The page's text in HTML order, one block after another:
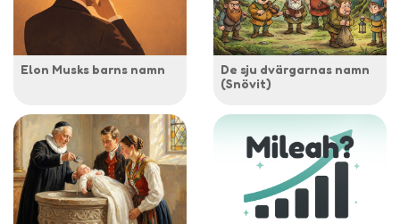
Elon Musks barns namn
De sju dvärgarnas namn
(Snövit)